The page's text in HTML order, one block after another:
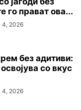
го прават ова...
4, 2026
без адитиви:
со вкус
4, 2026